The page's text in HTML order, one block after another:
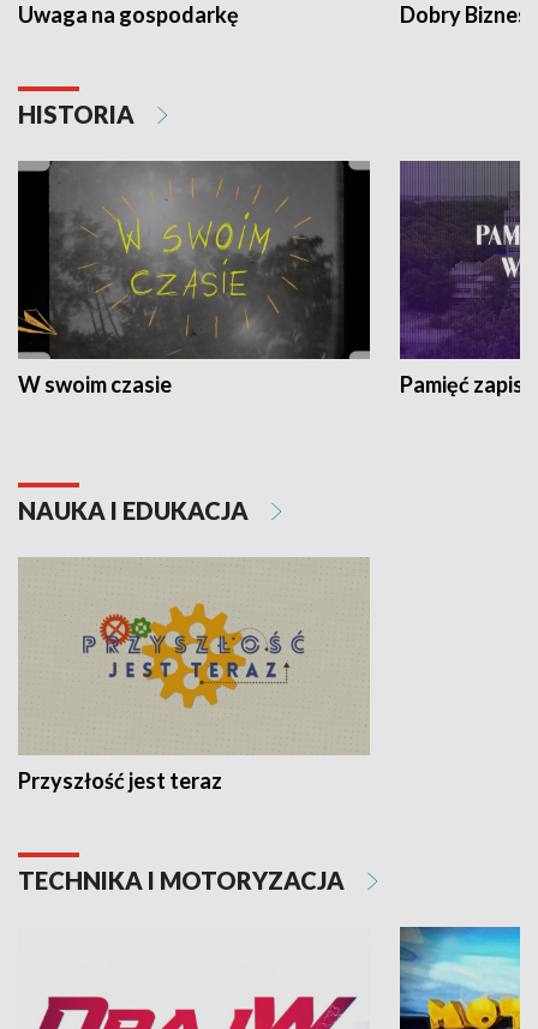
Uwaga na gospodarkę Dobry Biznes
HISTORIA
W swoim czasie Pamięć
NAUKA I EDUKACJA
Przyszłość jest teraz
TECHNIKA I MOTORYZACJA